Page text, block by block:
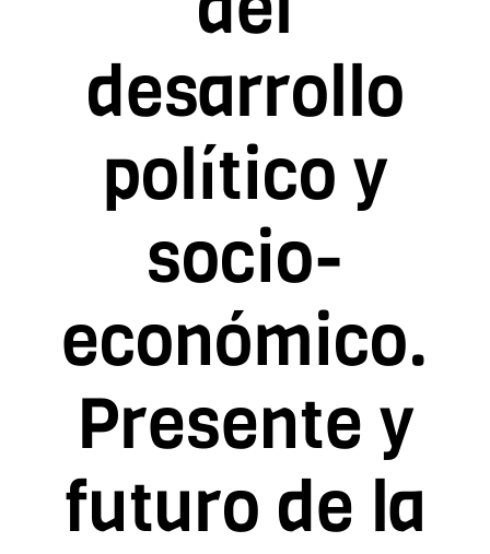
Asóciatedesarrollo
político y
socio-
económico.
Presente y
futuro de la